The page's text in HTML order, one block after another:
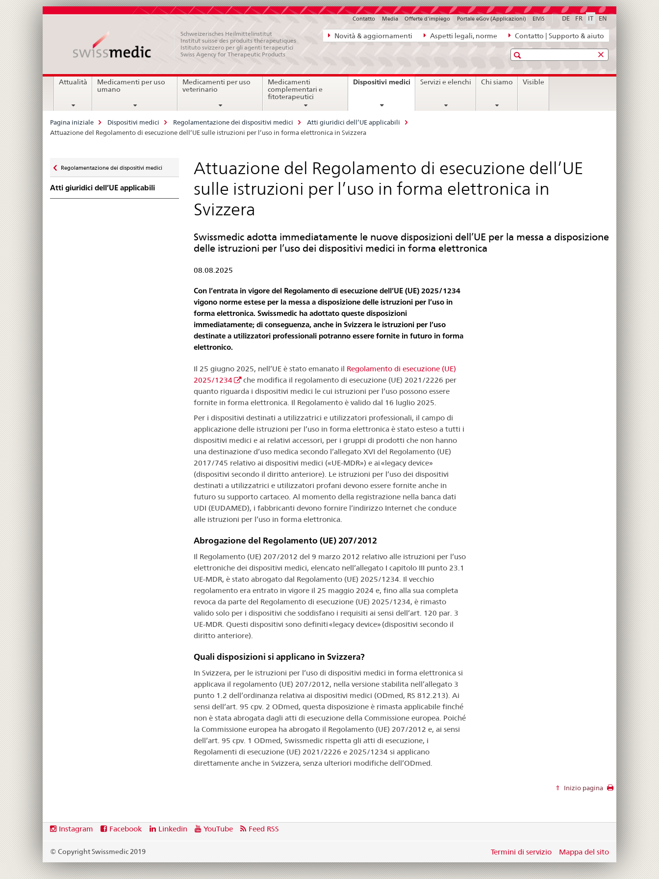
Navigazione
diretta:
aspetti
Novità & aggiornamenti Aspetti legali, norme Contatto | Supporto & aiuto
DE FR IT EN
Contatto Media Offerte d'impiego Portale eGov (Applicazioni) ElViS
Schweizerisches Heilmittelinstitut
Institut suisse des produits thérapeutiques
Istituto svizzero per gli agenti terapeutici
Swiss Agency for Therapeutic Products
Ricerca
Navigation
Attualità
Medicamenti per uso
umano
Medicamenti per uso
veterinario
Medicamenti
complementari e
fitoterapeutici
Dispositivi medici current
Servizi e elenchi Chi siamo Visible
Breadcrumb
Pagina iniziale Dispositivi medici Regolamentazione dei dispositivi medici
Atti giuridici dell’UE applicabili
Attuazione del Regolamento di esecuzione dell’UE sulle istruzioni per l’uso in forma elettronica in Svizzera
zu
Regolamentazione dei dispositivi medici
Atti giuridici dell’UE applicabili
Attuazione del Regolamento di esecuzione dell’UE
sulle istruzioni per l’uso in forma elettronica in
Svizzera
Swissmedic adotta immediatamente le nuove disposizioni dell’UE per la messa a disposizione
delle istruzioni per l’uso dei dispositivi medici in forma elettronica
08.08.2025
Con l’entrata in vigore del Regolamento di esecuzione dell’UE (UE) 2025/1234
vigono norme estese per la messa a disposizione delle istruzioni per l’uso in
forma elettronica. Swissmedic ha adottato queste disposizioni
immediatamente; di conseguenza, anche in Svizzera le istruzioni per l’uso
destinate a utilizzatori professionali potranno essere fornite in futuro in forma
elettronico.
Il 25 giugno 2025, nell’UE è stato emanato il Regolamento di esecuzione (UE)
2025/1234
che modifica il regolamento di esecuzione (UE) 2021/2226 per
quanto riguarda i dispositivi medici le cui istruzioni per l’uso possono essere
fornite in forma elettronica. Il Regolamento è valido dal 16 luglio 2025.
Per i dispositivi destinati a utilizzatrici e utilizzatori professionali, il campo di
applicazione delle istruzioni per l’uso in forma elettronica è stato esteso a tutti i
dispositivi medici e ai relativi accessori, per i gruppi di prodotti che non hanno
una destinazione d’uso medica secondo l’allegato XVI del Regolamento (UE)
2017/745 relativo ai dispositivi medici («UE-MDR») e ai «legacy device»
(dispositivi secondo il diritto anteriore). Le istruzioni per l’uso dei dispositivi
destinati a utilizzatrici e utilizzatori profani devono essere fornite anche in
futuro su supporto cartaceo. Al momento della registrazione nella banca dati
UDI (EUDAMED), i fabbricanti devono fornire l’indirizzo Internet che conduce
alle istruzioni per l’uso in forma elettronica.
Abrogazione del Regolamento (UE) 207/2012
Il Regolamento (UE) 207/2012 del 9 marzo 2012 relativo alle istruzioni per l’uso
elettroniche dei dispositivi medici, elencato nell’allegato I capitolo III punto 23.1
UE-MDR, è stato abrogato dal Regolamento (UE) 2025/1234. Il vecchio
regolamento era entrato in vigore il 25 maggio 2024 e, fino alla sua completa
revoca da parte del Regolamento di esecuzione (UE) 2025/1234, è rimasto
valido solo per i dispositivi che soddisfano i requisiti ai sensi dell’art. 120 par. 3
UE-MDR. Questi dispositivi sono definiti «legacy device» (dispositivi secondo il
diritto anteriore).
Quali disposizioni si applicano in Svizzera?
In Svizzera, per le istruzioni per l’uso di dispositivi medici in forma elettronica si
applicava il regolamento (UE) 207/2012, nella versione stabilita nell’allegato 3
punto 1.2 dell’ordinanza relativa ai dispositivi medici (ODmed, RS 812.213). Ai
sensi dell’art. 95 cpv. 2 ODmed, questa disposizione è rimasta applicabile finché
non è stata abrogata dagli atti di esecuzione della Commissione europea. Poiché
la Commissione europea ha abrogato il Regolamento (UE) 207/2012 e, ai sensi
dell’art. 95 cpv. 1 ODmed, Swissmedic rispetta gli atti di esecuzione, i
Regolamenti di esecuzione (UE) 2021/2226 e 2025/1234 si applicano
direttamente anche in Svizzera, senza ulteriori modifiche dell’ODmed.
Inizio pagina
Footer
Social
links
Instagram Facebook Linkedin YouTube Feed RSS
© Copyright Swissmedic 2019 Termini di servizio Mappa del sito